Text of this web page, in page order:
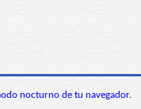
nocturno de tu navegador.